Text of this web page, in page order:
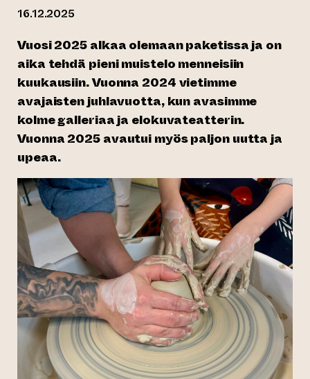
16.12.2025
Vuosi 2025 alkaa olemaan paketissa ja on
aika tehdä pieni muistelo menneisiin
kuukausiin. Vuonna 2024 vietimme
avajaisten juhlavuotta, kun avasimme
kolme galleriaa ja elokuvateatterin.
Vuonna 2025 avautui myös paljon uutta ja
upeaa.